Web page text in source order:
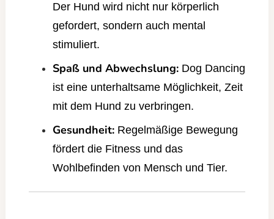
Der Hund wird nicht nur körperlich
gefordert, sondern auch mental
stimuliert.
Spaß und Abwechslung:Dog Dancing
ist eine unterhaltsame Möglichkeit, Zeit
mit dem Hund zu verbringen.
Gesundheit:Regelmäßige Bewegung
fördert die Fitness und das
Wohlbefinden von Mensch und Tier.